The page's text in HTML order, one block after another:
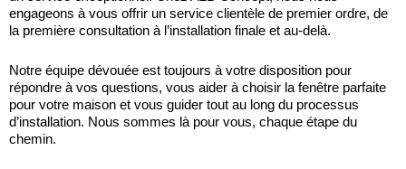
engageons à vous offrir un service clientèle de premier ordre, de
la première consultation à l’installation finale et au-delà.
Notre équipe dévouée est toujours à votre disposition pour
répondre à vos questions, vous aider à choisir la fenêtre parfaite
pour votre maison et vous guider tout au long du processus
d’installation. Nous sommes là pour vous, chaque étape du
chemin.